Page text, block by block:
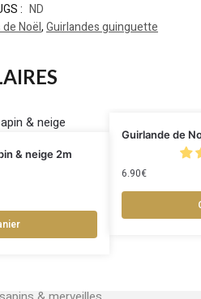
: ND
Noël,Guirlandes guinguette
& neige 2m
Guirlande de
6.90€